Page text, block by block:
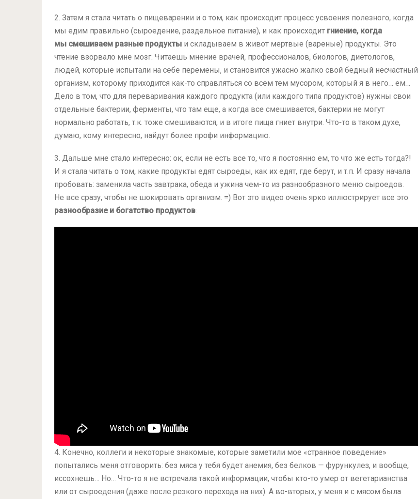
2. Затем я стала читать о пищеварении и о том, как происходит процесс усвоения полезного, когда
мы едим правильно (сыроедение, раздельное питание), и как происходит гниение, когда
мы смешиваем разные продукты и складываем в живот мертвые (вареные) продукты. Это
чтение взорвало мне мозг. Читаешь мнение врачей, профессионалов, биологов, диетологов,
людей, которые испытали на себе перемены, и становится ужасно жалко свой бедный несчастный
организм, которому приходится как-то справляться со всем тем мусором, который я в него… ем…
Дело в том, что для переваривания каждого продукта (или каждого типа продуктов) нужны свои
отдельные бактерии, ферменты, что там еще, а когда все смешивается, бактерии не могут
нормально работать, т.к. тоже смешиваются, и в итоге пища гниет внутри. Что-то в таком духе,
думаю, кому интересно, найдут более профи информацию.
3. Дальше мне стало интересно: ок, если не есть все то, что я постоянно ем, то что же есть тогда?!
И я стала читать о том, какие продукты едят сыроеды, как их едят, где берут, и т.п. И сразу начала
пробовать: заменила часть завтрака, обеда и ужина чем-то из разнообразного меню сыроедов.
Не все сразу, чтобы не шокировать организм. =) Вот это видео очень ярко иллюстрирует все это
разнообразие и богатство продуктов:
4. Конечно, коллеги и некоторые знакомые, которые заметили мое «странное поведение»
попытались меня отговорить: без мяса у тебя будет анемия, без белков — фурункулез, и вообще,
иссохнешь… Но… Что-то я не встречала такой информации, чтобы кто-то умер от вегетарианства
или от сыроедения (даже после резкого перехода на них). А во-вторых, у меня и с мясом была